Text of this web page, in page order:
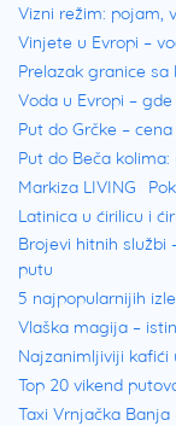
Vizni režim: pojam,
Vinjete u Evropi –
Prelazak granice
Voda u Evropi –
Put do Grčke –
Put do Beča
Markiza LIVING
Latinica u ćirilicu i
Brojevi hitnih službi
putu
5 najpopularnijih
Vlaška magija –
Najzanimljiviji kafići
Top 20 vikend
Taxi Vrnjačka Banja